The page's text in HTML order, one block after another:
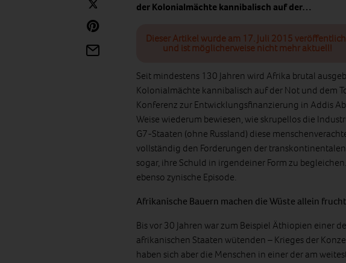
der Kolonialmächte kannibalisch auf der…
Dieser Artikel wurde am 17. Juli 2015
und ist möglicherweise nicht mehr aktuell!
Seit mindestens 130 Jahren wird Afrika brutal
Kolonialmächte kannibalisch auf der Not und dem
Konferenz zur Entwicklungsfinanzierung in Addis
Weise wiederum bewiesen, wie skrupellos die
G7-Staaten (ohne Russland) diese
vollständig den Forderungen der
sogar, ihre Schuld in irgendeiner Form zu
ebenso zynische Episode.
Afrikanische Bauern machen die Wüste allein
Bis vor 30 Jahren war zum Beispiel Äthiopien einer
afrikanischen Staaten wütenden – Krieges der
haben sich aber die Menschen in einer der am